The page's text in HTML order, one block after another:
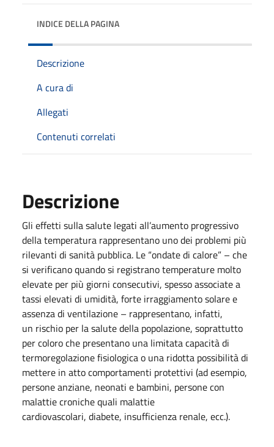
INDICE DELLA PAGINA
Descrizione
A cura di
Allegati
Contenuti correlati
Descrizione
Gli effetti sulla salute legati all’aumento progressivo
della temperatura rappresentano uno dei problemi più
rilevanti di sanità pubblica. Le “ondate di calore” – che
si verificano quando si registrano temperature molto
elevate per più giorni consecutivi, spesso associate a
tassi elevati di umidità, forte irraggiamento solare e
assenza di ventilazione – rappresentano, infatti,
un rischio per la salute della popolazione, soprattutto
per coloro che presentano una limitata capacità di
termoregolazione fisiologica o una ridotta possibilità di
mettere in atto comportamenti protettivi (ad esempio,
persone anziane, neonati e bambini, persone con
malattie croniche quali malattie
cardiovascolari, diabete, insufficienza renale, ecc.).